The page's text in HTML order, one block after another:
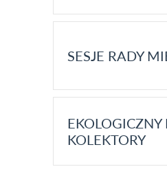
SESJE RADY
KOLEKTORY